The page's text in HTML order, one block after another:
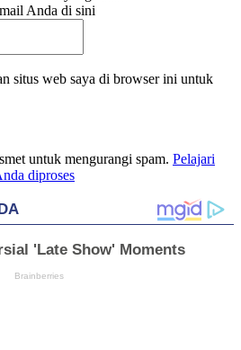
Anda di sini
situs web saya di browser ini untuk
untuk mengurangi spam. Pelajari
diproses